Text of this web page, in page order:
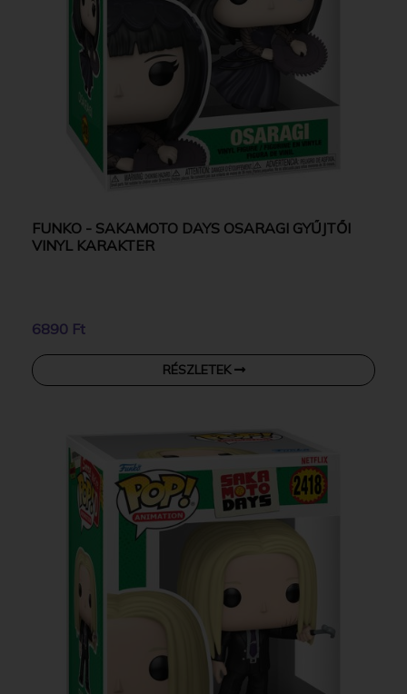
FUNKO - SAKAMOTO DAYS OSARAGI GYŰJTŐI
VINYL KARAKTER
6890 Ft
RÉSZLETEK